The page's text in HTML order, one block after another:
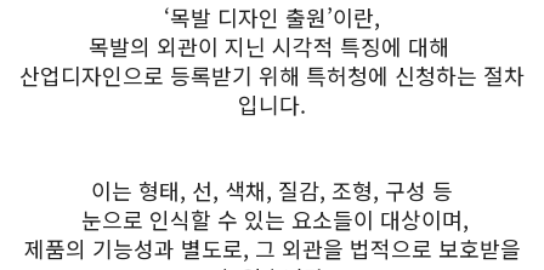
‘목발 디자인 출원’이란,
목발의 외관이 지닌 시각적 특징에 대해
산업디자인으로 등록받기 위해 특허청에 신청하는 절차
입니다.
이는 형태, 선, 색채, 질감, 조형, 구성 등
눈으로 인식할 수 있는 요소들이 대상이며,
제품의 기능성과 별도로, 그 외관을 법적으로 보호받을